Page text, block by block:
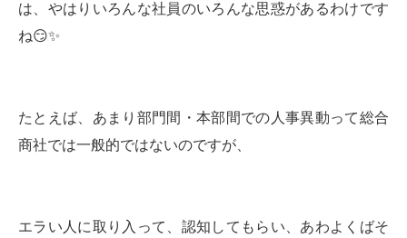
は、やはりいろんな社員のいろんな思惑があるわけです
ね😏✨
たとえば、あまり部門間・本部間での人事異動って総合
商社では一般的ではないのですが、
エラい人に取り入って、認知してもらい、あわよくばそ